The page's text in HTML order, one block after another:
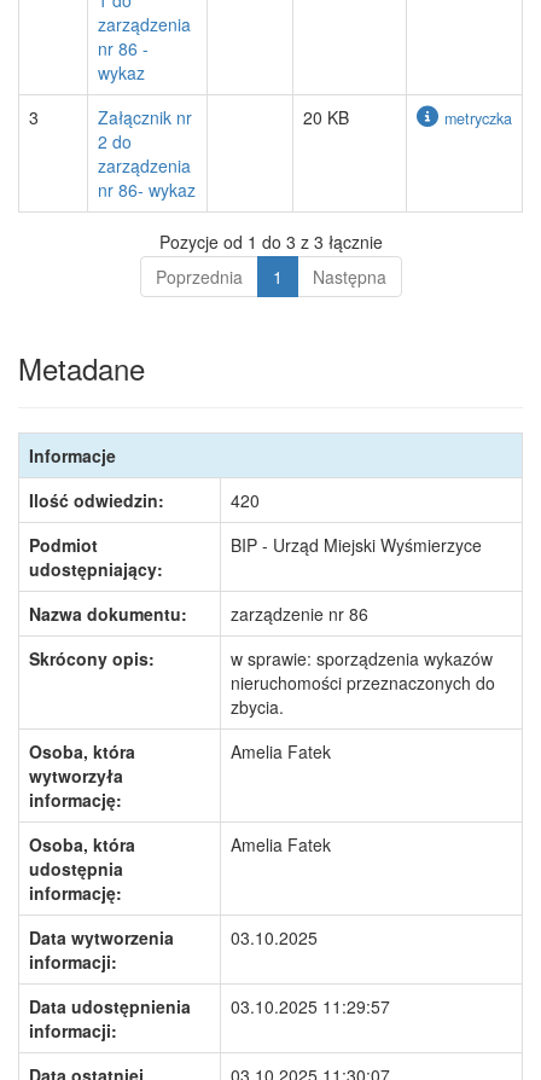
zarządzenia
nr 86 -
wykaz
3
Załącznik nr
2 do
zarządzenia
nr 86- wykaz
20 KB metryczka
Pozycje od 1 do 3 z 3 łącznie
Poprzednia
1 Następna
Metadane
Informacje
Ilość odwiedzin:
420
Podmiot
udostępniający:
BIP - Urząd Miejski Wyśmierzyce
Nazwa dokumentu:
zarządzenie nr 86
Skrócony opis:
w sprawie: sporządzenia wykazów
nieruchomości przeznaczonych do
zbycia.
Osoba, która
wytworzyła
informację:
Amelia Fatek
Osoba, która
udostępnia
informację:
Amelia Fatek
Data wytworzenia
informacji:
03.10.2025
Data udostępnienia
informacji:
03.10.2025 11:29:57
Data ostatniej 03.10.2025 11:30:07